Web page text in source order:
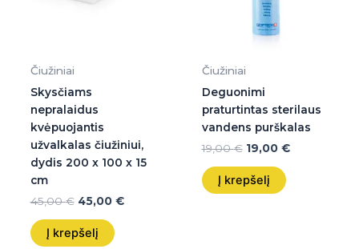
Čiužiniai
Skysčiams
nepralaidus
kvėpuojantis
užvalkalas čiužiniui,
dydis 200 x 100 x 15
cm
45,00€ 45,00 €
Į krepšelį
Čiužiniai
Deguonimi
praturtintas sterilaus
vandens purškalas
19,00€ 19,00 €
Į krepšelį